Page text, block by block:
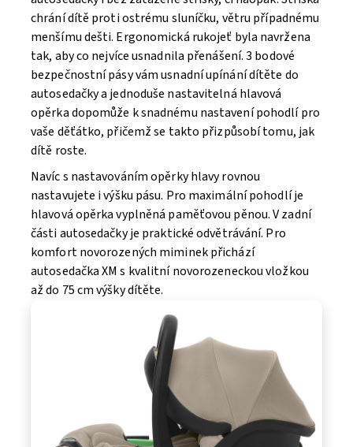
chrání dítě proti ostrému sluníčku, větru případnému
menšímu dešti. Ergonomická rukojeť byla navržena
tak, aby co nejvíce usnadnila přenášení. 3 bodové
bezpečnostní pásy vám usnadní upínání dítěte do
autosedačky a jednoduše nastavitelná hlavová
opěrka dopomůže k snadnému nastavení pohodlí pro
vaše děťátko, přičemž se takto přizpůsobí tomu, jak
dítě roste.
Navíc s nastavováním opěrky hlavy rovnou
nastavujete i výšku pásu. Pro maximální pohodlí je
hlavová opěrka vyplněná paměťovou pěnou. V zadní
části autosedačky je praktické odvětrávání. Pro
komfort novorozených miminek přichází
autosedačka XM s kvalitní novorozeneckou vložkou
až do 75 cm výšky dítěte.